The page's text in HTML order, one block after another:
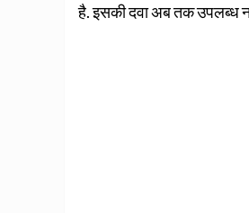
है. इसकी दवा अब तक उपलब्ध